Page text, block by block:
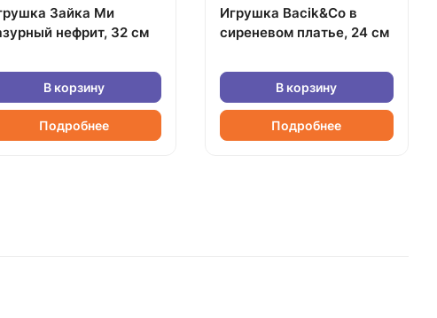
Зайка Ми
нефрит, 32 см
В корзину
Подробнее
Игрушка Bacik&Co в
сиреневом платье, 24 см
В корзину
Подробнее